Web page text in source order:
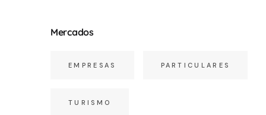
Mercados
EMPRESAS PARTICULARES
TURISMO